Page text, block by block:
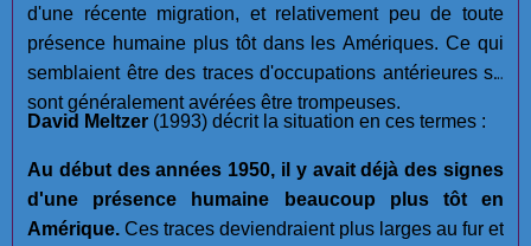
d'une récente migration, et relativement peu de toute
présence humaine plus tôt dans les Amériques. Ce qui
semblaient être des traces d'occupations antérieures se
sont généralement avérées être trompeuses.
David Meltzer (1993) décrit la situation en ces termes :
Au début des années 1950, il y avait déjà des signes
d'une présence humaine beaucoup plus tôt en
Amérique. Ces traces deviendraient plus larges au fur et